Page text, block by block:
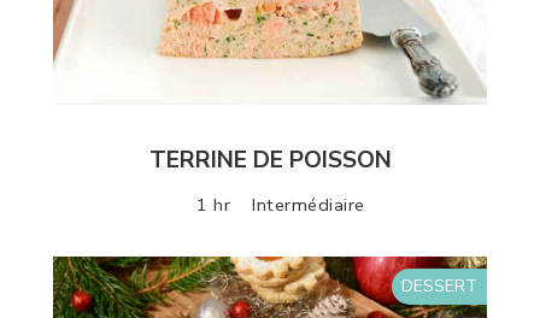
TERRINE DE POISSON
1 hr Intermédiaire
DESSERT